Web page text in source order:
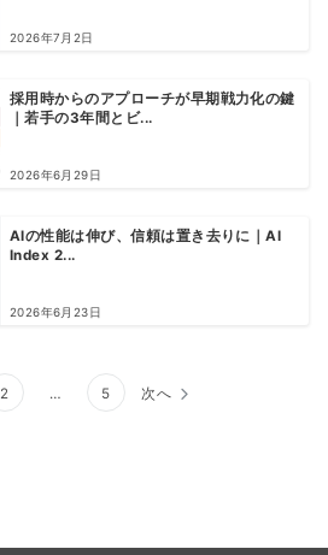
2026年7月2日
採用時からのアプローチが早期戦力化の鍵
｜若手の3年間とビ...
2026年6月29日
AIの性能は伸び、信頼は置き去りに｜AI
Index 2...
2026年6月23日
2 … 5 次へ